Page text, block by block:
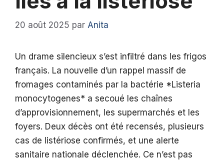
20 août 2025 par Anita
Un drame silencieux s’est infiltré dans les frigos
français. La nouvelle d’un rappel massif de
fromages contaminés par la bactérie *Listeria
monocytogenes* a secoué les chaînes
d’approvisionnement, les supermarchés et les
foyers. Deux décès ont été recensés, plusieurs
cas de listériose confirmés, et une alerte
sanitaire nationale déclenchée. Ce n’est pas